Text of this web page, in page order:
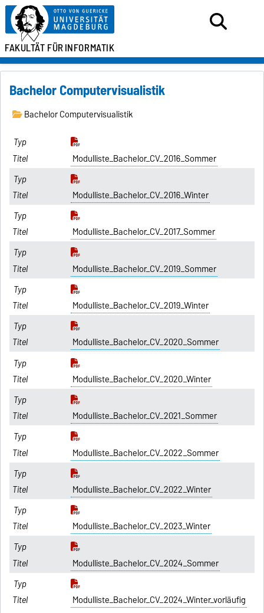
FAKULTÄT FÜRINFORMATIK
Bachelor Computervisualistik
Bachelor Computervisualistik
Modulliste_Bachelor_CV_2016_Sommer
Modulliste_Bachelor_CV_2016_Winter
Modulliste_Bachelor_CV_2017_Sommer
Modulliste_Bachelor_CV_2019_Sommer
Modulliste_Bachelor_CV_2019_Winter
Modulliste_Bachelor_CV_2020_Sommer
Modulliste_Bachelor_CV_2020_Winter
Modulliste_Bachelor_CV_2021_Sommer
Modulliste_Bachelor_CV_2022_Sommer
Modulliste_Bachelor_CV_2022_Winter
Modulliste_Bachelor_CV_2023_Winter
Modulliste_Bachelor_CV_2024_Sommer
Modulliste_Bachelor_CV_2024_Winter_vorläufig